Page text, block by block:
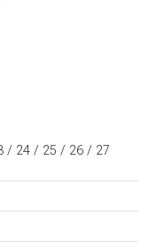
/ 24 / 25 / 26 / 27